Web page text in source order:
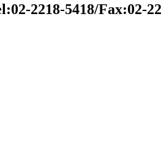
2218-5418/Fax:02-